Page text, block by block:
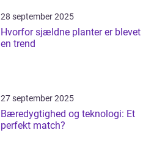
28 september 2025
Hvorfor sjældne planter er blevet
en trend
27 september 2025
Bæredygtighed og teknologi: Et
perfekt match?